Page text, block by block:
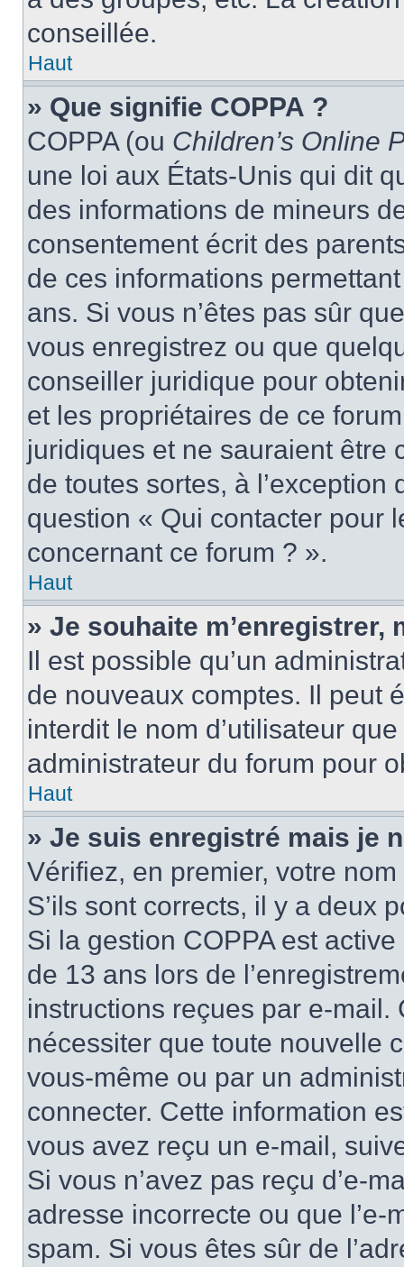
conseillée.
Haut
» Que signifie COPPA ?
COPPA (ou Children’s Online
une loi aux États-Unis qui dit
des informations de mineurs
consentement écrit des
de ces informations
ans. Si vous n’êtes pas sûr
vous enregistrez ou que
conseiller juridique pour
et les propriétaires de ce
juridiques et ne sauraient être
de toutes sortes, à
question « Qui contacter pour
concernant ce forum ? ».
Haut
» Je souhaite m’enregistrer,
Il est possible qu’un
de nouveaux comptes. Il peut
interdit le nom d’utilisateur
administrateur du forum pour
Haut
» Je suis enregistré mais je
Vérifiez, en premier, votre
S’ils sont corrects, il y a deux
Si la gestion COPPA est
de 13 ans lors de
instructions reçues par e-
nécessiter que toute nouvelle
vous-même ou par un
connecter. Cette information
vous avez reçu un e-mail,
Si vous n’avez pas reçu d’e-
adresse incorrecte ou que
spam. Si vous êtes sûr de